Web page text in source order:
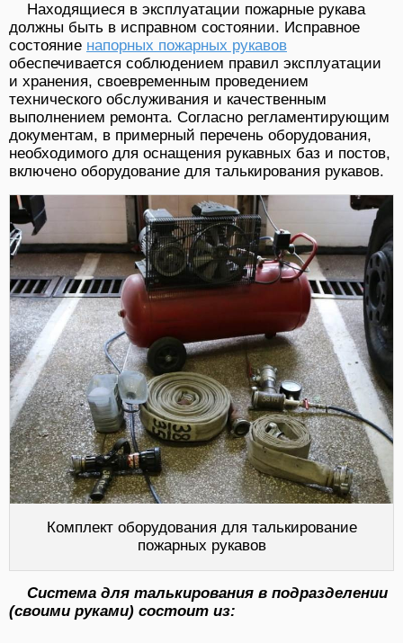
Находящиеся в эксплуатации пожарные рукава
должны быть в исправном состоянии. Исправное
состояние напорных пожарных рукавов
обеспечивается соблюдением правил эксплуатации
и хранения, своевременным проведением
технического обслуживания и качественным
выполнением ремонта. Согласно регламентирующим
документам, в примерный перечень оборудования,
необходимого для оснащения рукавных баз и постов,
включено оборудование для талькирования рукавов.
Комплект оборудования для талькирование
пожарных рукавов
Система для талькирования в подразделении
(своими руками) состоит из: